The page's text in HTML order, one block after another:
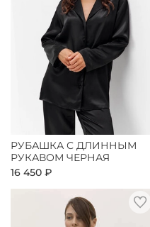
РУБАШКА С ДЛИННЫМ
РУКАВОМ ЧЕРНАЯ
16 450 ₽